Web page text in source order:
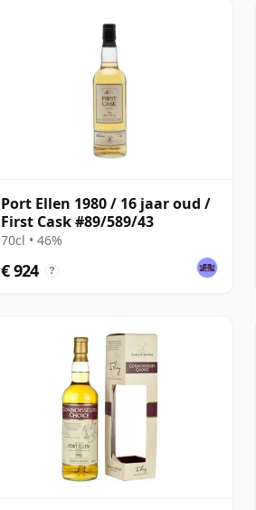
Port Ellen 1980 / 16 jaar oud /
First Cask #89/589/43
70cl • 46%
€ 924 ?